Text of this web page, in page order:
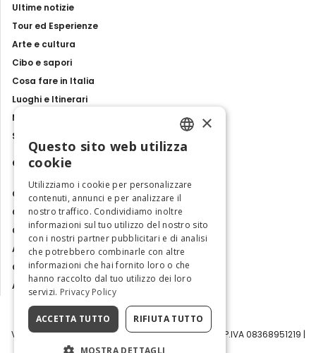
Ultime notizie
Tour ed Esperienze
Arte e cultura
Cibo e sapori
Cosa fare in Italia
Luoghi e Itinerari
Mostre, eventi e spettacoli
Storie e tradizioni
Contatti
Chi siamo
Collabora con noi
Contatti
Ambasciatrice dell'Eccellenza
Osservatorio Turismo
Area Riservata
Visit Italy Srl | Via Filippo Argelati, 10, 20143 Milano | P.IVA 08368951219 |
ENGLISH
ITALIAN
×
Questo sito web utilizza
cookie
Utilizziamo i cookie per personalizzare
contenuti, annunci e per analizzare il
nostro traffico. Condividiamo inoltre
informazioni sul tuo utilizzo del nostro sito
con i nostri partner pubblicitari e di analisi
che potrebbero combinarle con altre
informazioni che hai fornito loro o che
hanno raccolto dal tuo utilizzo dei loro
servizi. Privacy Policy
ACCETTA TUTTO RIFIUTA TUTTO
MOSTRA DETTAGLI